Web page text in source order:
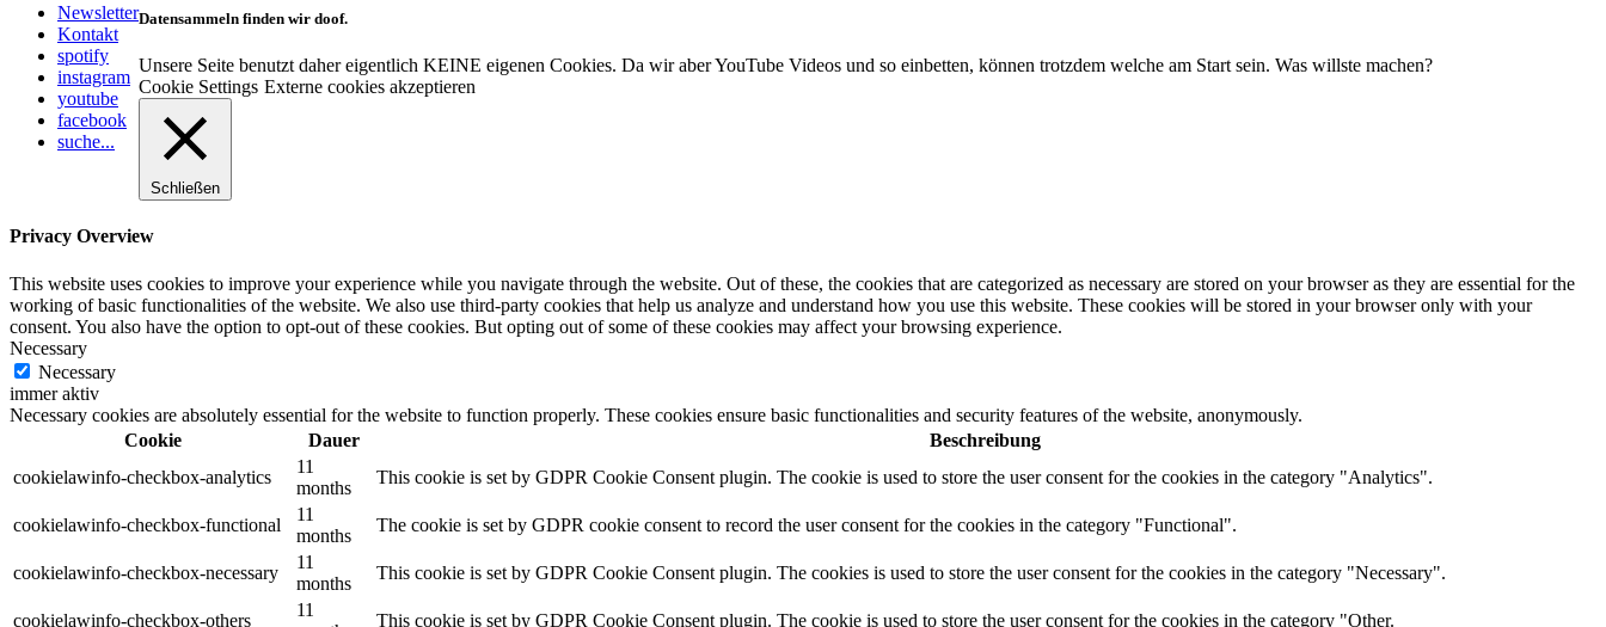
Newsletter
Kontakt
spotify
instagram
youtube
facebook
suche...
Datensammeln finden wir doof.
Unsere Seite benutzt daher eigentlich KEINE eigenen Cookies. Da wir aber YouTube Videos und so einbetten, können trotzdem welche am Start sein. Was willste machen?
Cookie Settings Externe cookies akzeptieren
Schließen
Privacy Overview
This website uses cookies to improve your experience while you navigate through the website. Out of these, the cookies that are categorized as necessary are stored on your browser as they are essential for the
working of basic functionalities of the website. We also use third-party cookies that help us analyze and understand how you use this website. These cookies will be stored in your browser only with your
consent. You also have the option to opt-out of these cookies. But opting out of some of these cookies may affect your browsing experience.
Necessary
Necessary
immer aktiv
Necessary cookies are absolutely essential for the website to function properly. These cookies ensure basic functionalities and security features of the website, anonymously.
Cookie
Dauer
Beschreibung
cookielawinfo-checkbox-analytics
11
months
This cookie is set by GDPR Cookie Consent plugin. The cookie is used to store the user consent for the cookies in the category "Analytics".
cookielawinfo-checkbox-functional
11
months
The cookie is set by GDPR cookie consent to record the user consent for the cookies in the category "Functional".
cookielawinfo-checkbox-necessary
11
months
This cookie is set by GDPR Cookie Consent plugin. The cookies is used to store the user consent for the cookies in the category "Necessary".
cookielawinfo-checkbox-others
11
This cookie is set by GDPR Cookie Consent plugin. The cookie is used to store the user consent for the cookies in the category "Other.